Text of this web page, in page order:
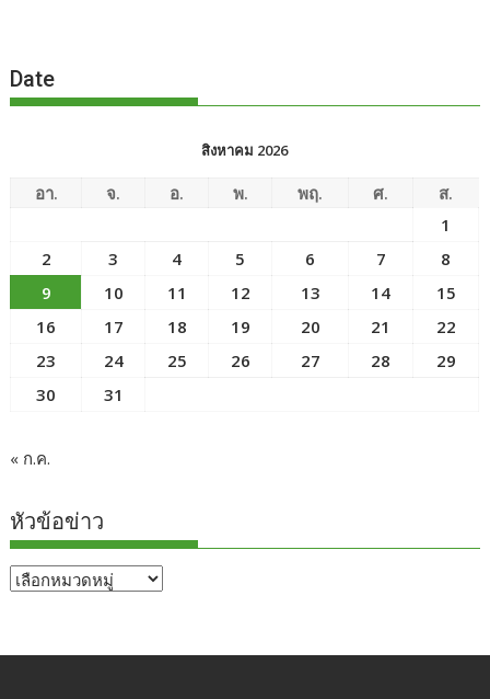
Date
สิงหาคม 2026
อา. จ. อ. พ. พฤ. ศ.
ส.
1
2
3 4 5 6 7
8
9
10 11 12 13 14
15
16
17 18 19 20 21
22
23
24 25 26 27 28
29
30
31
« ก.ค.
หัวข้อข่าว
หัวข้อ